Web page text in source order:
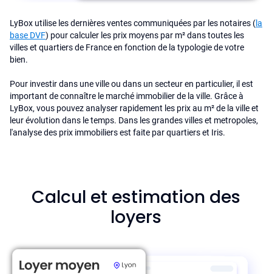
LyBox utilise les dernières ventes communiquées par les notaires (la
base DVF) pour calculer les prix moyens par m² dans toutes les
villes et quartiers de France en fonction de la typologie de votre
bien.
Pour investir dans une ville ou dans un secteur en particulier, il est
important de connaître le marché immobilier de la ville. Grâce à
LyBox, vous pouvez analyser rapidement les prix au m² de la ville et
leur évolution dans le temps. Dans les grandes villes et metropoles,
l'analyse des prix immobiliers est faite par quartiers et Iris.
Calcul et estimation des
loyers